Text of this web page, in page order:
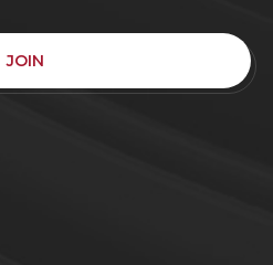
JOIN